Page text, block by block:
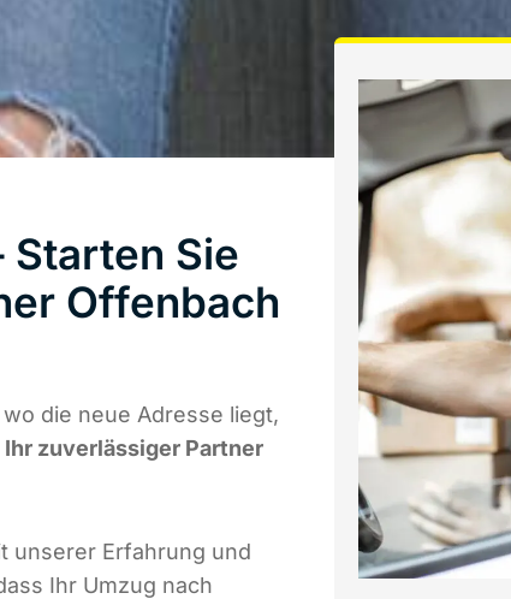
Starten Sie
Offenbach
die neue Adresse liegt,
Ihr zuverlässiger Partner
unserer Erfahrung und
Ihr Umzug nach